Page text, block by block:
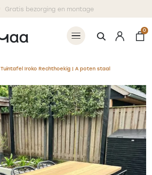
Gratis bezorging en montage
0
Tuintafel Iroko Rechthoekig | A poten staal